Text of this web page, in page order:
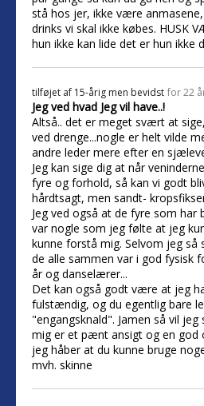
stå hos jer, ikke være
drinks vi skal ikke købes. HUSK
hun ikke kan lide det er hun ikke
tilføjet af 15-årig men bevidst for 22
Jeg ved hvad Jeg vil have..!
Altså.. det er meget svært at
ved drenge...nogle er helt vilde
andre leder mere efter en
Jeg kan sige dig at når
fyre og forhold, så kan vi godt
hårdtsagt, men sandt-
Jeg ved også at de fyre som
var nogle som jeg følte at jeg
kunne forstå mig. Selvom jeg
de alle sammen var i god fysisk
år og danselærer...
Det kan også godt være at jeg
fulstændig, og du egentlig bare
"engangsknald". Jamen så vil
mig er et pænt ansigt og en god
jeg håber at du kunne bruge
mvh. skinne